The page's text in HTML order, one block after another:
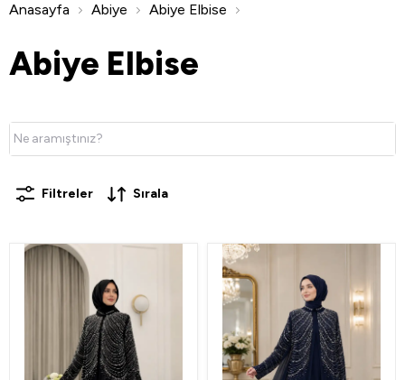
Anasayfa Abiye Abiye Elbise
Abiye Elbise
Filtreler Sırala